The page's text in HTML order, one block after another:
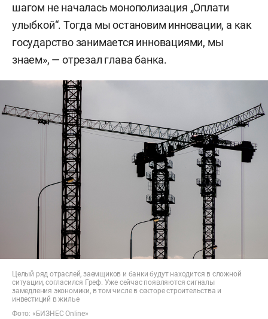
шагом не началась монополизация „Оплати
улыбкой“. Тогда мы остановим инновации, а как
государство занимается инновациями, мы
знаем», — отрезал глава банка.
Целый ряд отраслей, заемщиков и банки будут находится в сложной
ситуации, согласился Греф. Уже сейчас появляются сигналы
замедления экономики, в том числе в секторе строительства и
инвестиций в жилье
Фото: «БИЗНЕС Online»